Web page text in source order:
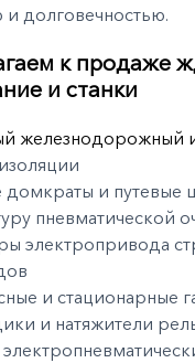
долговечностью.
к продаже
и станки
железнодорожный
домкраты и путевые
пневматической
электропривода
и стационарные
и натяжители